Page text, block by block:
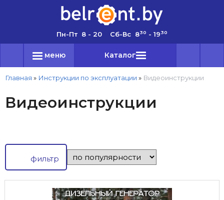
Пн-Пт 8 - 20 Сб-Вс 830 - 1930
меню Каталог
Главная » Инструкции по эксплуатации » Видеоинструкции
Видеоинструкции
фильтр